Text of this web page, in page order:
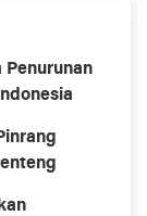
Penurunan